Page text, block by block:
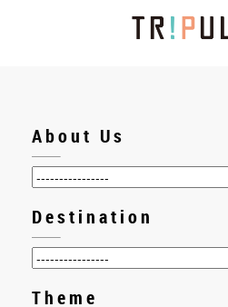
About Us
Destination
Theme